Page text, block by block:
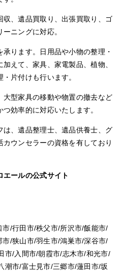
、遺品買取り、出張買取り、ゴ
ニングに対応。
ります。日用品や小物の整理・
えて、家具、家電製品、植物、
片付けも行います。
大型家具の移動や物置の撤去など
効率的に対応いたします。
、遺品整理士、遺品供養士、グ
ウンセラーの資格を有しており
エールの公式サイト
/行田市/秩父市/所沢市/飯能市/
/狭山市/羽生市/鴻巣市/深谷市/
市/入間市/朝霞市/志木市/和光市/
潮市/富士見市/三郷市/蓮田市/坂